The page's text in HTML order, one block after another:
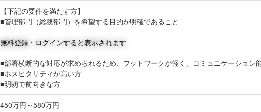
【下記の要件を満たす方】
■管理部門（総務部門）を希望する目的が明確であること
無料登録・ログインすると表示されます
■部署横断的な対応が求められるため、フットワークが軽く、コミュニケーション
■ホスピタリティが高い方
■明朗で前向きな方
450万円～580万円